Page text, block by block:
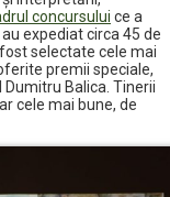
concursului ce a
expediat circa 45 de
selectate cele mai
premii speciale,
Balica. Tinerii
cele mai bune, de